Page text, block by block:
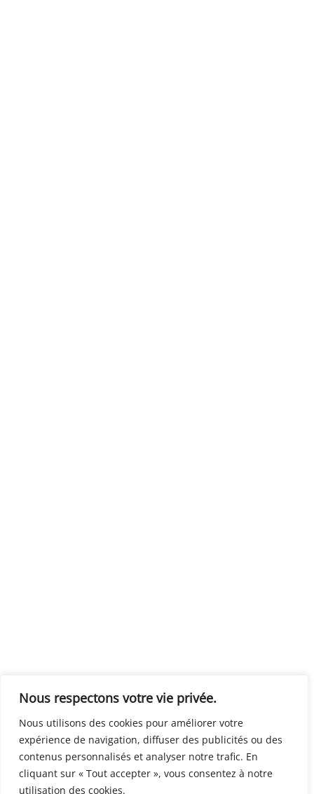
Nous respectons votre vie privée.
Nous utilisons des cookies pour améliorer votre
expérience de navigation, diffuser des publicités ou des
contenus personnalisés et analyser notre trafic. En
cliquant sur « Tout accepter », vous consentez à notre
utilisation des cookies.